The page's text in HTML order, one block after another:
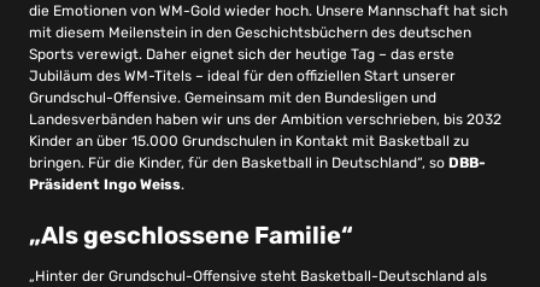
die Emotionen von WM-Gold wieder hoch. Unsere Mannschaft hat sich
mit diesem Meilenstein in den Geschichtsbüchern des deutschen
Sports verewigt. Daher eignet sich der heutige Tag – das erste
Jubiläum des WM-Titels – ideal für den offiziellen Start unserer
Grundschul-Offensive. Gemeinsam mit den Bundesligen und
Landesverbänden haben wir uns der Ambition verschrieben, bis 2032
Kinder an über 15.000 Grundschulen in Kontakt mit Basketball zu
bringen. Für die Kinder, für den Basketball in Deutschland“, so DBB-
Präsident Ingo Weiss.
„Als geschlossene Familie“
„Hinter der Grundschul-Offensive steht Basketball-Deutschland als